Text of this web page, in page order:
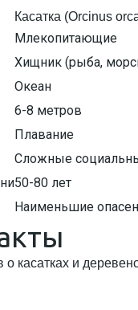
Касатка (Orcinus
Млекопитающие
Хищник (рыба,
Океан
6-8 метров
Плавание
Сложные
50-80 лет
Наименьшие
касатках и